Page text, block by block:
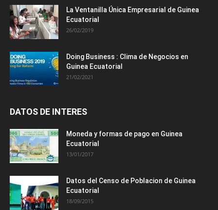
La Ventanilla Única Empresarial de Guinea
Ecuatorial
26/02/2019
Doing Business : Clima de Negocios en
Guinea Ecuatorial
21/02/2021
DATOS DE INTERES
Moneda y formas de pago en Guinea
Ecuatorial
13/01/2017
Datos del Censo de Poblacion de Guinea
Ecuatorial
18/09/2015